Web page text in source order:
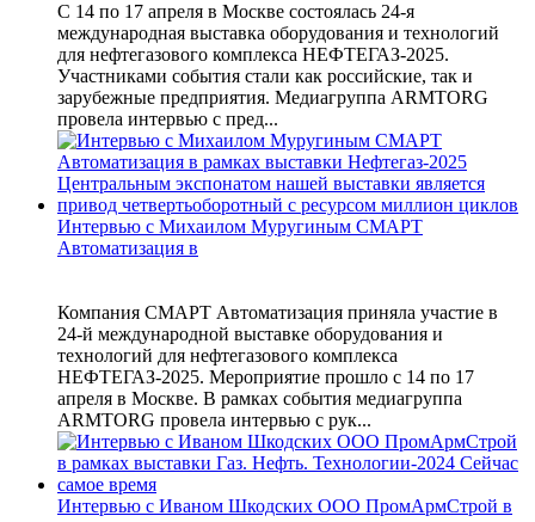
С 14 по 17 апреля в Москве состоялась 24-я
международная выставка оборудования и технологий
для нефтегазового комплекса НЕФТЕГАЗ-2025.
Участниками события стали как российские, так и
зарубежные предприятия. Медиагруппа ARMTORG
провела интервью с пред...
Интервью с Михаилом Муругиным СМАРТ
Автоматизация в
Компания СМАРТ Автоматизация приняла участие в
24-й международной выставке оборудования и
технологий для нефтегазового комплекса
НЕФТЕГАЗ-2025. Мероприятие прошло с 14 по 17
апреля в Москве. В рамках события медиагруппа
ARMTORG провела интервью с рук...
Интервью с Иваном Шкодских ООО ПромАрмСтрой в